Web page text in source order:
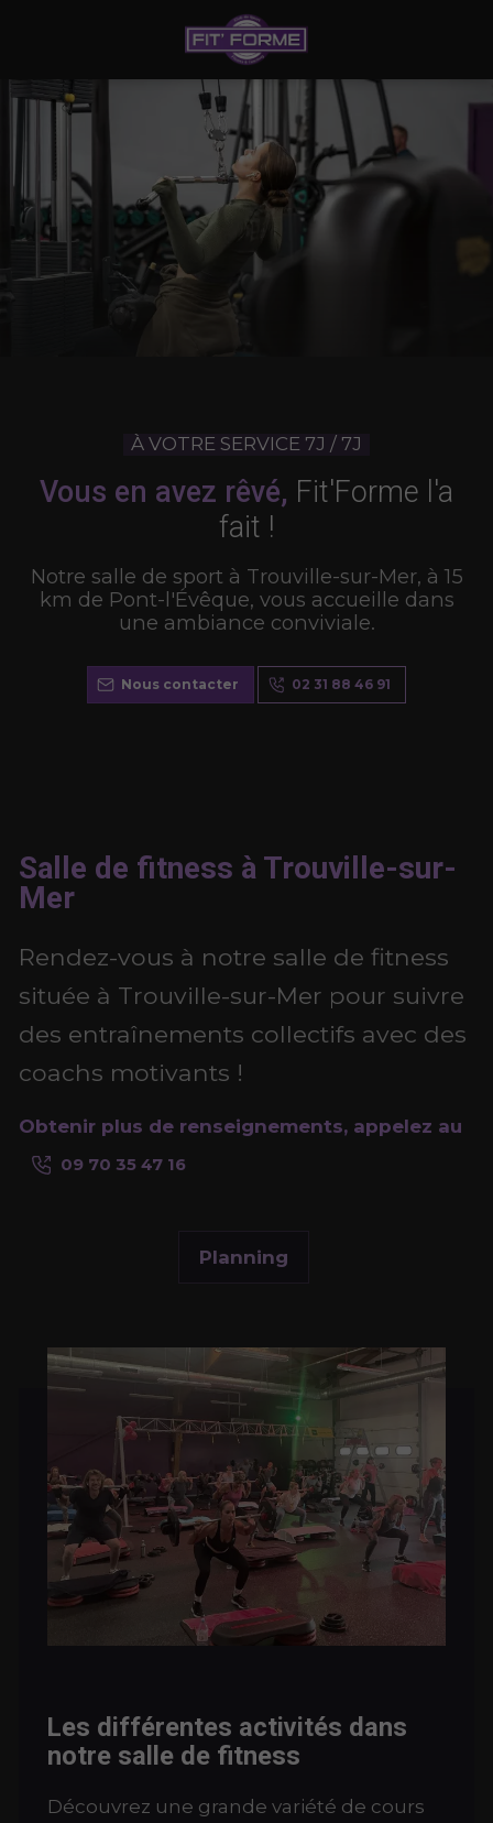
À VOTRE SERVICE 7J / 7J
Vous en avez rêvé, Fit'Forme l'a
fait !
Notre salle de sport à Trouville-sur-Mer, à 15
km de Pont-l'Évêque, vous accueille dans
une ambiance conviviale.
Nous contacter 02 31 88 46 91
Salle de fitness à Trouville-sur-
Mer
Rendez-vous à notre salle de fitness
située à Trouville-sur-Mer pour suivre
des entraînements collectifs avec des
coachs motivants !
Obtenir plus de renseignements, appelez au
09 70 35 47 16
Planning
Les différentes activités dans
notre salle de fitness
Découvrez une grande variété de cours